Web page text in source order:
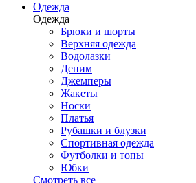
Одежда
Одежда
Брюки и шорты
Верхняя одежда
Водолазки
Деним
Джемперы
Жакеты
Носки
Платья
Рубашки и блузки
Спортивная одежда
Футболки и топы
Юбки
Смотреть все